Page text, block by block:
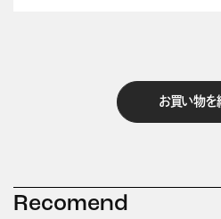
お買い物を
Recomend